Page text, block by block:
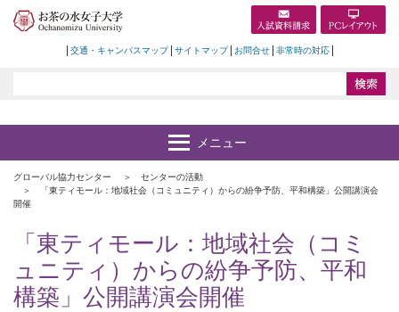
交通・キャンパスマップ サイトマップ お問合せ 非常時の対応
グローバル協力センター
センターの活動
「東ティモール：地域社会（コミュニティ）からの紛争予防、平和構築」公開講演会
開催
「東ティモール：地域社会（コミ
ュニティ）からの紛争予防、平和
構築」公開講演会開催